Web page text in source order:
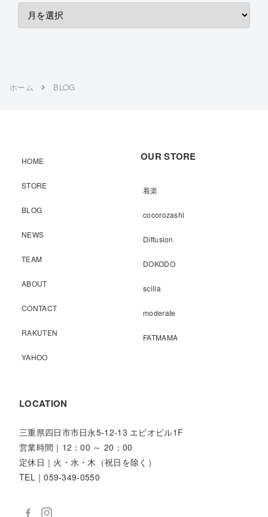
ホーム BLOG
HOME
STORE
BLOG
NEWS
TEAM
ABOUT
CONTACT
RAKUTEN
YAHOO
OUR STORE
着楽
cocorozashi
Diffusion
DOKODO
scilla
moderate
FATMAMA
LOCATION
三重県四日市市日永5-12-13 エビオビル1F
営業時間｜12：00 ～ 20：00
定休日｜火・水・木（祝日を除く）
TEL｜059-349-0550